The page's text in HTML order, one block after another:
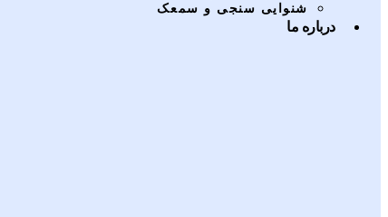
شنوایی سنجی و سمعک
درباره ما